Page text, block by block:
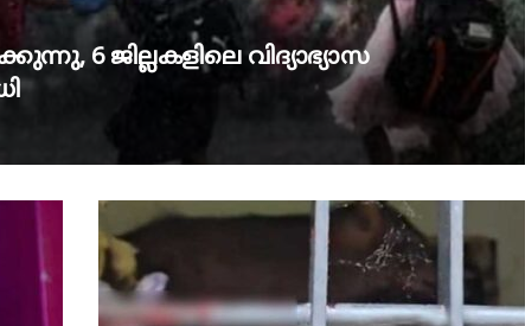
6 ജില്ലകളിലെ വിദ്യാഭ്യാസ